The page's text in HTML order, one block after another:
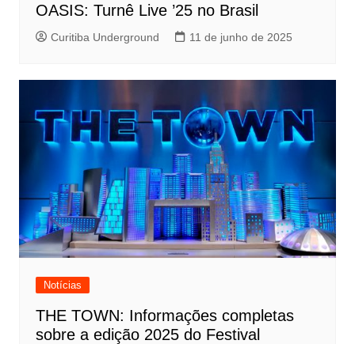
OASIS: Turnê Live ’25 no Brasil
Curitiba Underground 11 de junho de 2025
Notícias
THE TOWN: Informações completas
sobre a edição 2025 do Festival